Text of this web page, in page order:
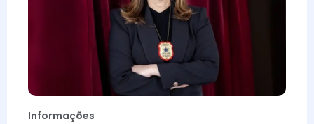
Informações